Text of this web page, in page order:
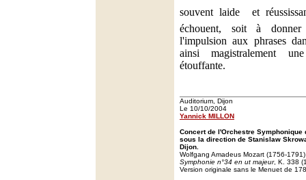
souvent laide  et
échouent, soit à
l'impulsion aux phrases
ainsi magistralement
étouffante.
Auditorium, Dijon
Le 10/10/2004
Yannick MILLON
Concert de l'Orchestre Symphonique
sous la direction de Stanislaw
Dijon.
Wolfgang Amadeus Mozart (1756-1791)
Symphonie n°34 en ut majeur, K. 338
Version originale sans le Menuet de